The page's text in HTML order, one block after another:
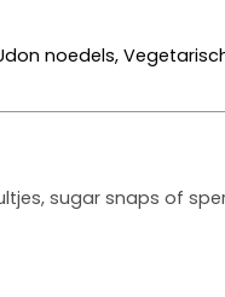
noedels,
sugar snaps of